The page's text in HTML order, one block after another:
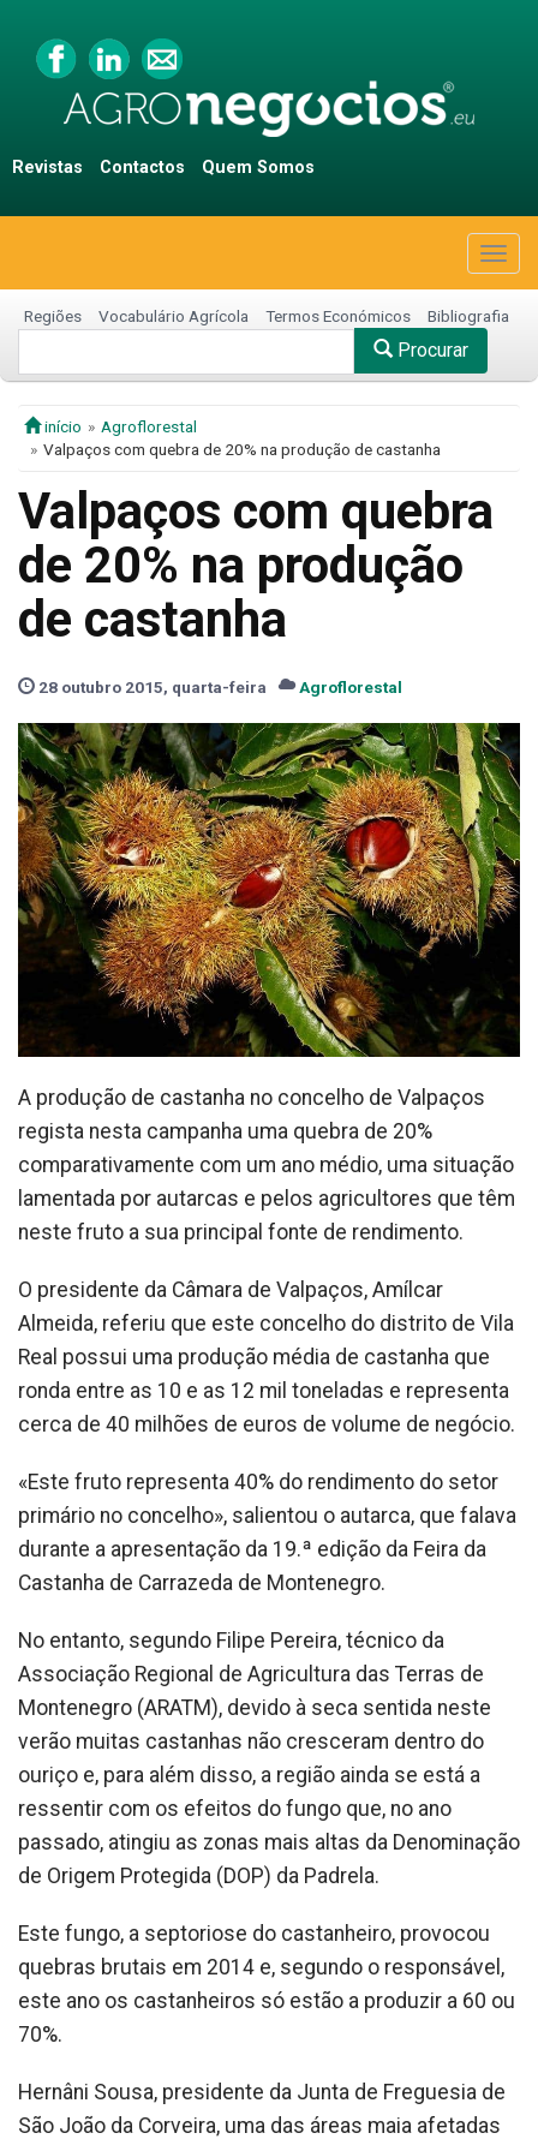
Revistas Contactos Quem Somos
Regiões Vocabulário Agrícola Termos Económicos Bibliografia
Procurar
início
Agroflorestal
Valpaços com quebra de 20% na produção de castanha
Valpaços com quebra
de 20% na produção
de castanha
28 outubro 2015, quarta-feira Agroflorestal
A produção de castanha no concelho de Valpaços
regista nesta campanha uma quebra de 20%
comparativamente com um ano médio, uma situação
lamentada por autarcas e pelos agricultores que têm
neste fruto a sua principal fonte de rendimento.
O presidente da Câmara de Valpaços, Amílcar
Almeida, referiu que este concelho do distrito de Vila
Real possui uma produção média de castanha que
ronda entre as 10 e as 12 mil toneladas e representa
cerca de 40 milhões de euros de volume de negócio.
«Este fruto representa 40% do rendimento do setor
primário no concelho», salientou o autarca, que falava
durante a apresentação da 19.ª edição da Feira da
Castanha de Carrazeda de Montenegro.
No entanto, segundo Filipe Pereira, técnico da
Associação Regional de Agricultura das Terras de
Montenegro (ARATM), devido à seca sentida neste
verão muitas castanhas não cresceram dentro do
ouriço e, para além disso, a região ainda se está a
ressentir com os efeitos do fungo que, no ano
passado, atingiu as zonas mais altas da Denominação
de Origem Protegida (DOP) da Padrela.
Este fungo, a septoriose do castanheiro, provocou
quebras brutais em 2014 e, segundo o responsável,
este ano os castanheiros só estão a produzir a 60 ou
70%.
Hernâni Sousa, presidente da Junta de Freguesia de
São João da Corveira, uma das áreas maia afetadas